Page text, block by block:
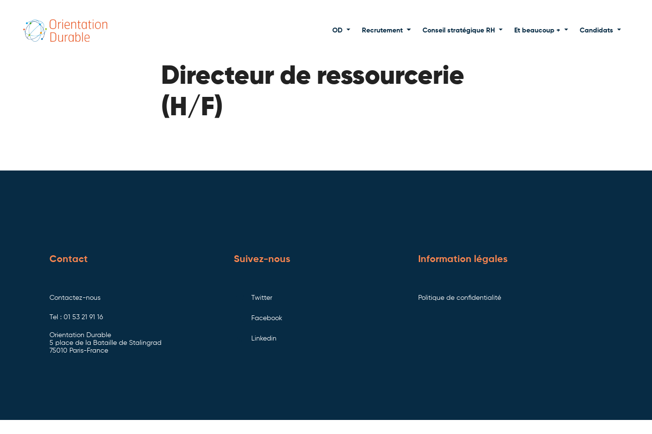
OD Recrutement Conseil stratégique RH Et beaucoup + Candidats
Directeur de ressourcerie
(H/F)
Contact
Contactez-nous
Tel : 01 53 21 91 16
Orientation Durable
5 place de la Bataille de Stalingrad
75010 Paris-France
Suivez-nous
Twitter
Facebook
Linkedin
Information légales
Politique de confidentialité